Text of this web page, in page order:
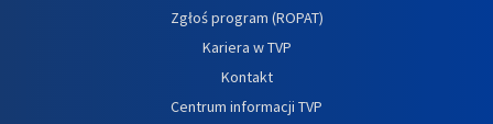
Zgłoś program (ROPAT)
Kariera w TVP
Kontakt
Centrum informacji TVP